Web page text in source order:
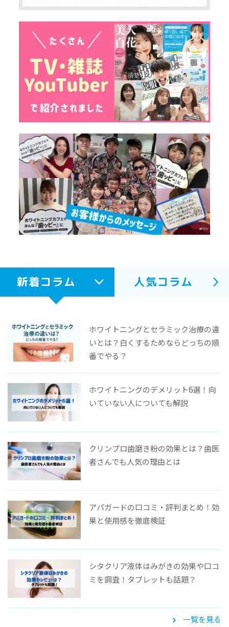
新着コラム 人気コラム
ホワイトニングとセラミック治療の違
いとは？白くするためならどっちの順
番でやる？
ホワイトニングのデメリット6選！向
いていない人についても解説
クリンプロ歯磨き粉の効果とは？歯医
者さんでも人気の理由とは
アパガードの口コミ・評判まとめ！効
果と使用感を徹底検証
シタクリア液体はみがきの効果や口コ
ミを調査！タブレットも話題？
一覧を見る